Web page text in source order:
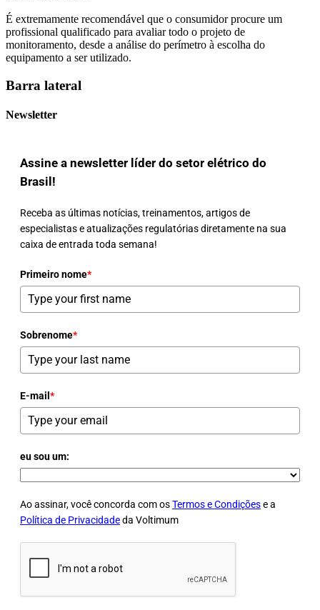
É extremamente recomendável que o consumidor procure um
profissional qualificado para avaliar todo o projeto de
monitoramento, desde a análise do perímetro à escolha do
equipamento a ser utilizado.
Barra lateral
Newsletter
Assine a newsletter líder do setor elétrico do
Brasil!
Receba as últimas notícias, treinamentos, artigos de
especialistas e atualizações regulatórias diretamente na sua
caixa de entrada toda semana!
Primeiro nome*
Sobrenome*
E-mail *
eu sou um:
Ao assinar, você concorda com osTermos e Condiçõese a
Política de Privacidadeda Voltimum